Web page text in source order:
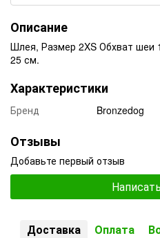
Описание
Шлея, Размер 2XS Обхват шеи
25 см.
Характеристики
Бренд Bronzedog
Отзывы
Добавьте первый отзыв
Доставка Оплата